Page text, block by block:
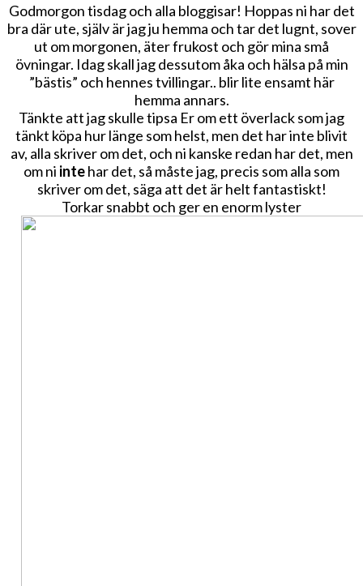
Godmorgon tisdag och alla bloggisar! Hoppas ni har det
bra där ute, själv är jag ju hemma och tar det lugnt, sover
ut om morgonen, äter frukost och gör mina små
övningar. Idag skall jag dessutom åka och hälsa på min
”bästis” och hennes tvillingar.. blir lite ensamt här
hemma annars.
Tänkte att jag skulle tipsa Er om ett överlack som jag
tänkt köpa hur länge som helst, men det har inte blivit
av, alla skriver om det, och ni kanske redan har det, men
om ni intehar det, så måste jag, precis som alla som
skriver om det, säga att det är helt fantastiskt!
Torkar snabbt och ger en enorm lyster